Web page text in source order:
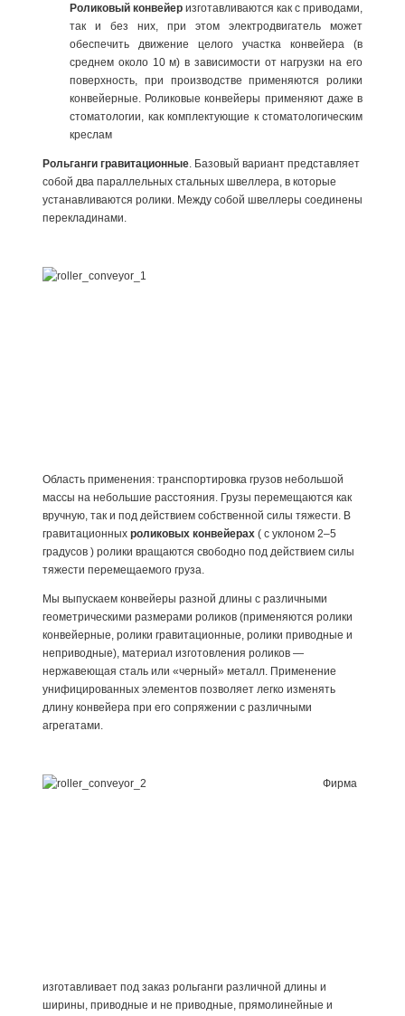
Роликовый конвейер изготавливаются как с приводами,
так и без них, при этом электродвигатель может
обеспечить движение целого участка конвейера (в
среднем около 10 м) в зависимости от нагрузки на его
поверхность, при производстве применяются ролики
конвейерные. Роликовые конвейеры применяют даже в
стоматологии, как комплектующие к стоматологическим
креслам
Рольганги гравитационные. Базовый вариант представляет
собой два параллельных стальных швеллера, в которые
устанавливаются ролики. Между собой швеллеры соединены
перекладинами.
Область применения: транспортировка грузов небольшой
массы на небольшие расстояния. Грузы перемещаются как
вручную, так и под действием собственной силы тяжести. В
гравитационных роликовых конвейерах ( с уклоном 2–5
градусов ) ролики вращаются свободно под действием силы
тяжести перемещаемого груза.
Мы выпускаем конвейеры разной длины с различными
геометрическими размерами роликов (применяются ролики
конвейерные, ролики гравитационные, ролики приводные и
неприводные), материал изготовления роликов —
нержавеющая сталь или «черный» металл. Применение
унифицированных элементов позволяет легко изменять
длину конвейера при его сопряжении с различными
агрегатами.
Фирма
изготавливает под заказ рольганги различной длины и
ширины, приводные и не приводные, прямолинейные и